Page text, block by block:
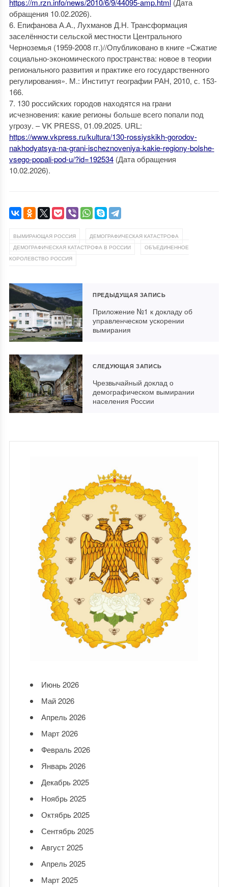
https://m.rzn.info/news/2010/6/9/44095-amp.html (Дата
обращения 10.02.2026).
6. Епифанова А.А., Лухманов Д.Н. Трансформация
заселённости сельской местности Центрального
Черноземья (1959-2008 гг.)//Опубликовано в книге «Сжатие
социально-экономического пространства: новое в теории
регионального развития и практике его государственного
регулирования». М.: Институт географии РАН, 2010, с. 153-
166.
7. 130 российских городов находятся на грани
исчезновения: какие регионы больше всего попали под
угрозу. – VK PRESS, 01.09.2025. URL:
https://www.vkpress.ru/kultura/130-rossiyskikh-gorodov-
nakhodyatsya-na-grani-ischeznoveniya-kakie-regiony-bolshe-
vsego-popali-pod-u/?id=192534(Дата обращения
10.02.2026).
ВЫМИРАЮЩАЯ РОССИЯ ДЕМОГРАФИЧЕСКАЯ КАТАСТРОФА
ДЕМОГРАФИЧЕСКАЯ КАТАСТРОФА В РОССИИ
ОБЪЕДИНЕННОЕ
КОРОЛЕВСТВО РОССИЯ
ПРЕДЫДУЩАЯ ЗАПИСЬ
Приложение №1 к докладу об
управленческом ускорении
вымирания
СЛЕДУЮЩАЯ ЗАПИСЬ
Чрезвычайный доклад о
демографическом вымирании
населения России
Июнь 2026
Май 2026
Апрель 2026
Март 2026
Февраль 2026
Январь 2026
Декабрь 2025
Ноябрь 2025
Октябрь 2025
Сентябрь 2025
Август 2025
Апрель 2025
Март 2025